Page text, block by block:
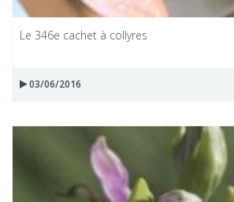
Le 346e cachet à collyres
03/06/2016